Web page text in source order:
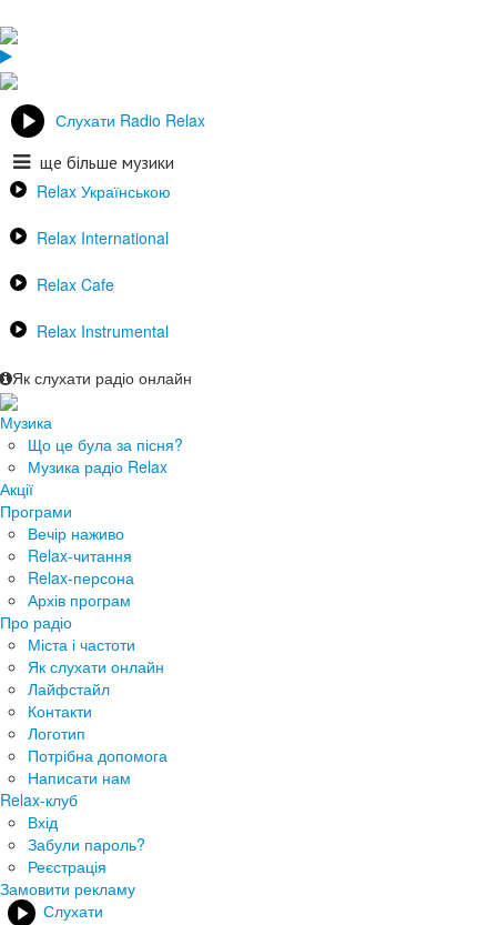
Слухати Radio Relax
ще більше музики
Relax Українською
Relax International
Relax Cafe
Relax Instrumental
Як слухати радіо онлайн
Музика
Що це була за пісня?
Музика радіо Relax
Акції
Програми
Вечір наживо
Relax-читання
Relax-персона
Архів програм
Про радіо
Міста і частоти
Як слухати онлайн
Лайфстайл
Контакти
Логотип
Потрібна допомога
Написати нам
Relax-клуб
Вхід
Забули пароль?
Реєстрація
Замовити рекламу
Слухати